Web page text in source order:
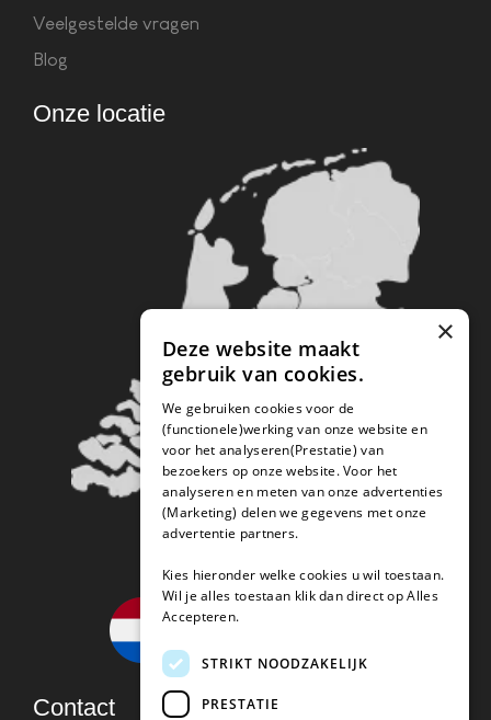
Veelgestelde vragen
Blog
Onze locatie
Contact
×
Deze website maakt
gebruik van cookies.
We gebruiken cookies voor de
(functionele)werking van onze website en
voor het analyseren(Prestatie) van
bezoekers op onze website. Voor het
analyseren en meten van onze advertenties
(Marketing) delen we gegevens met onze
advertentie partners.
Kies hieronder welke cookies u wil toestaan.
Wil je alles toestaan klik dan direct op Alles
Accepteren.
STRIKT NOODZAKELIJK
PRESTATIE